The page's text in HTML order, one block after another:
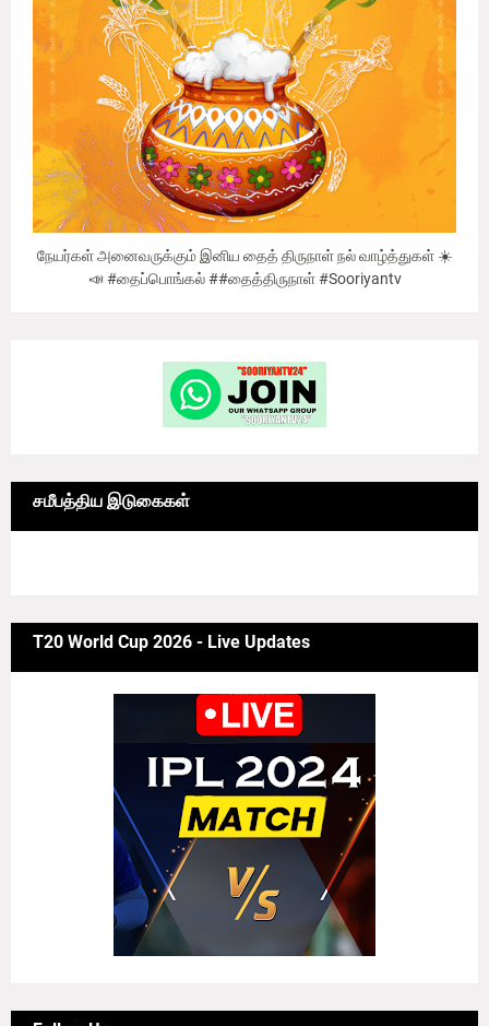
நேயர்கள் அனைவருக்கும் இனிய தைத் திருநாள் நல் வாழ்த்துகள் ☀️
📣 #தைப்பொங்கல் ##தைத்திருநாள் #Sooriyantv
சமீபத்திய இடுகைகள்
T20 World Cup 2026 - Live Updates